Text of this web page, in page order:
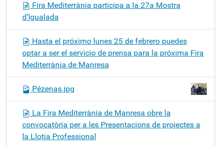
Fira Mediterrània participa a la 27a Mostra
d’Igualada
Hasta el próximo lunes 25 de febrero puedes
optar a ser el servicio de prensa para la próxima Fira
Mediterrània de Manresa
Pézenas.jpg
La Fira Mediterrània de Manresa obre la
convocatòria per a les Presentacions de projectes a
la Llotja Professional